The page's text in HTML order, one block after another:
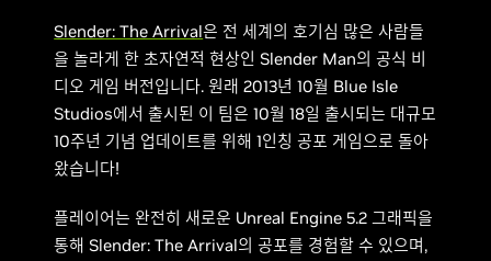
Slender: The Arrival은 전 세계의 호기심 많은 사람들
을 놀라게 한 초자연적 현상인 Slender Man의 공식 비
디오 게임 버전입니다. 원래 2013년 10월 Blue Isle
Studios에서 출시된 이 팀은 10월 18일 출시되는 대규모
10주년 기념 업데이트를 위해 1인칭 공포 게임으로 돌아
왔습니다!
플레이어는 완전히 새로운 Unreal Engine 5.2 그래픽을
통해 Slender: The Arrival의 공포를 경험할 수 있으며,